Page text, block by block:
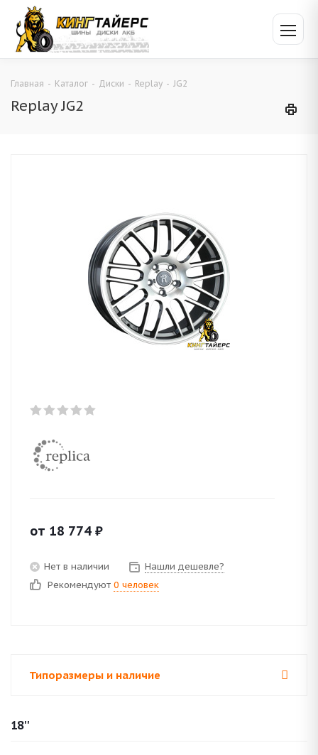
Главная - Каталог - Диски - Replay - JG2
Replay JG2
от 18 774 ₽
Нет в наличии
Нашли дешевле?
Рекомендуют 0 человек
Типоразмеры и наличие
18''